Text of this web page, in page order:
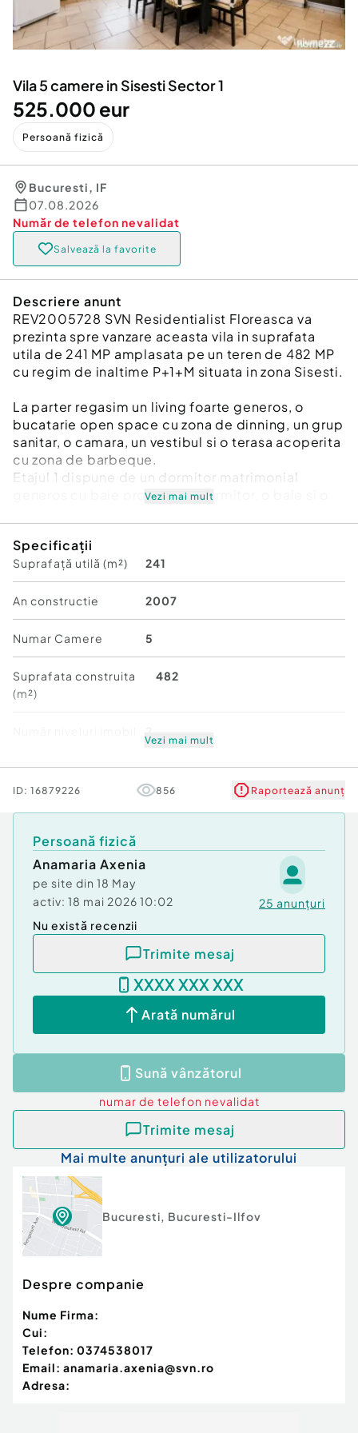
Servicii
Animale de companie
Inchiriere Bunuri si Vehicule
Utilaje agricole si industriale
Piese auto si accesorii
Vila 5 camere in Sisesti Sector 1
525.000 eur
Persoană fizică
Bucuresti, IF
07.08.2026
Număr de telefon nevalidat
Salvează la favorite
Descriere anunt
REV2005728 SVN Residentialist Floreasca va
prezinta spre vanzare aceasta vila in suprafata
utila de 241 MP amplasata pe un teren de 482 MP
cu regim de inaltime P+1+M situata in zona Sisesti.
La parter regasim un living foarte generos, o
bucatarie open space cu zona de dinning, un grup
sanitar, o camara, un vestibul si o terasa acoperita
cu zona de barbeque.
Etajul 1 dispune de un dormitor matrimonial
generos cu baie proprie, un dormitor, o baie si o
Mansarda a fost amenajata cu o zona de relaxare
foarte generoasa, un dormitor cu baie proprie si o
camera tehnica.
Vila se vinde complet mobilata si utilata,
beneficiaza de finisajele de cea mai buna
calitate, tamplarie din aluminiu, aparate
electrocasnice de ultima generatie, mobilier
Număr niveluri imobil:2
Comision cumpărător:3%
Posibilitate parcare: Da
Nr. locuri parcare:2
Curent
Canalizare
Încălzire
Vezi mai mult
Specificații
Suprafață utilă (m²) 241
An constructie 2007
Numar Camere 5
Suprafata construita
(m²)
482
Stare Nouă
Vezi mai mult
ID: 16879226 856 Raportează anunț
Persoană fizică
Anamaria Axenia
pe site din 18 May
activ: 18 mai 2026 10:02 25 anunțuri
Nu există recenzii
Trimite mesaj
XXXX XXX XXX
Arată numărul
Sună vânzătorul
numar de telefon nevalidat
Trimite mesaj
Mai multe anunțuri ale utilizatorului
Bucuresti, Bucuresti-Ilfov
Despre companie
Nume Firma:
Cui:
Telefon: 0374538017
Email: anamaria.axenia@svn.ro
Adresa: